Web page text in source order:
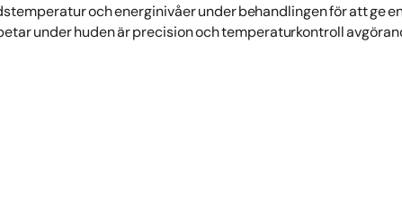
och energinivåer under behandlingen för att ge
under huden är precision och temperaturkontroll